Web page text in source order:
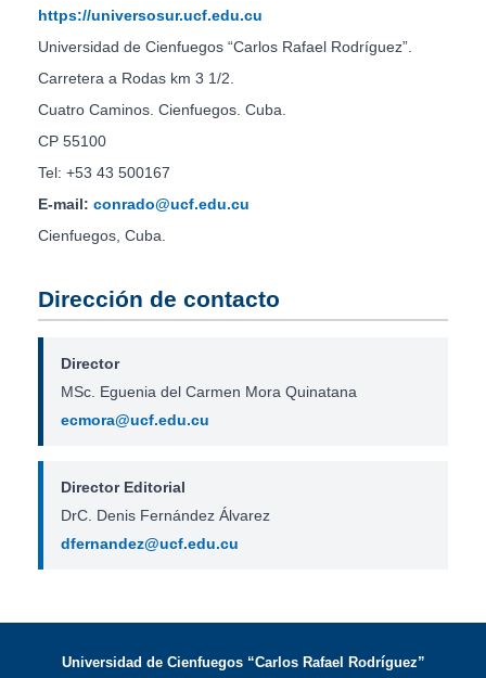
https://universosur.ucf.edu.cu
Universidad de Cienfuegos “Carlos Rafael Rodríguez”.
Carretera a Rodas km 3 1/2.
Cuatro Caminos. Cienfuegos. Cuba.
CP 55100
Tel: +53 43 500167
E-mail: conrado@ucf.edu.cu
Cienfuegos, Cuba.
Dirección de contacto
Director
MSc. Eguenia del Carmen Mora Quinatana
ecmora@ucf.edu.cu
Director Editorial
DrC. Denis Fernández Álvarez
dfernandez@ucf.edu.cu
Universidad de Cienfuegos “Carlos Rafael Rodríguez”